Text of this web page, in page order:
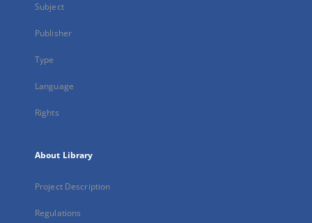
Subject
Publisher
Type
Language
Rights
About Library
Project Description
Regulations